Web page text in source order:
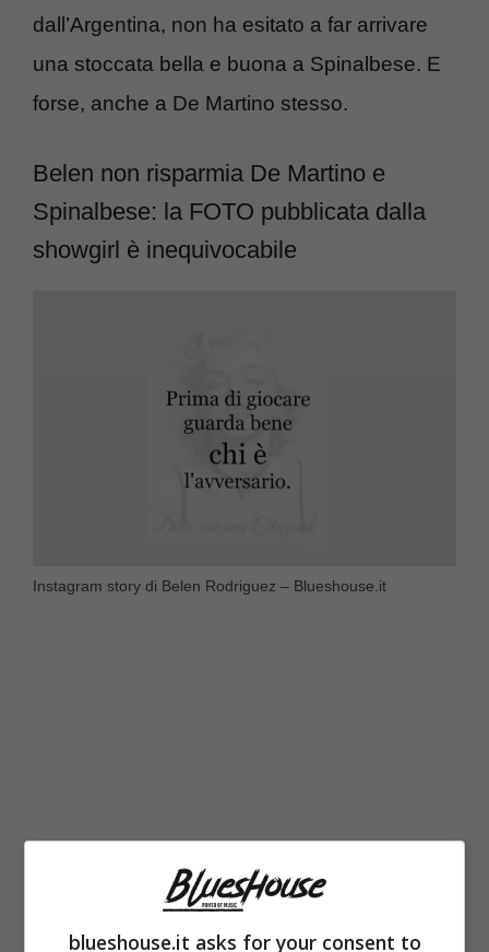
dall’Argentina, non ha esitato a far arrivare
una stoccata bella e buona a Spinalbese. E
forse, anche a De Martino stesso.
Belen non risparmia De Martino e
Spinalbese: la FOTO pubblicata dalla
showgirl è inequivocabile
Instagram story di Belen Rodriguez – Blueshouse.it
Mentre si gode le festività del Natale
blueshouse.it asks for your consent to